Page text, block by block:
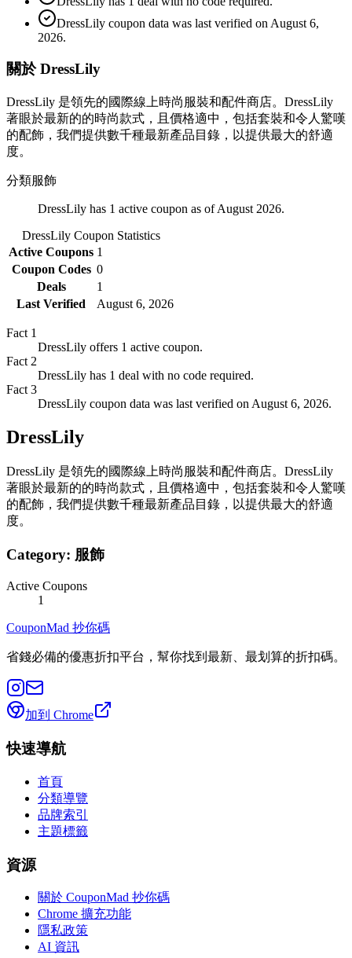
DressLily coupon data was last verified on August 6,
2026.
關於 DressLily
DressLily 是領先的國際線上時尚服裝和配件商店。DressLily
著眼於最新的的時尚款式，且價格適中，包括套裝和令人驚嘆
的配飾，我們提供數千種最新產品目錄，以提供最大的舒適
度。
分類服飾
DressLily has 1 active coupon as of August 2026.
DressLily Coupon Statistics
Active Coupons 1
Coupon Codes 0
Deals
1
Last Verified
August 6, 2026
Fact 1
DressLily offers 1 active coupon.
Fact 2
DressLily has 1 deal with no code required.
Fact 3
DressLily coupon data was last verified on August 6, 2026.
DressLily
DressLily 是領先的國際線上時尚服裝和配件商店。DressLily
著眼於最新的的時尚款式，且價格適中，包括套裝和令人驚嘆
的配飾，我們提供數千種最新產品目錄，以提供最大的舒適
度。
Category: 服飾
Active Coupons
1
CouponMad 抄你碼
省錢必備的優惠折扣平台，幫你找到最新、最划算的折扣碼。
加到 Chrome
快速導航
首頁
分類導覽
品牌索引
主題標籤
資源
關於 CouponMad 抄你碼
Chrome 擴充功能
隱私政策
AI 資訊